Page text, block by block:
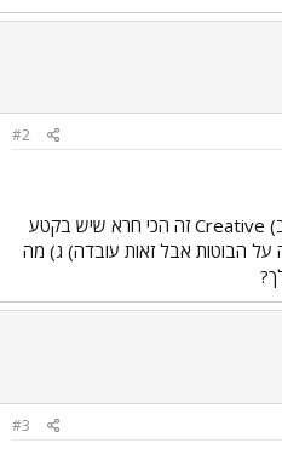
#2
השאלות שלך בשירשור אחד. ב) Creative זה הכי חרא שיש בקטע
על הבוטות אבל זאות עובדה) ג) מה
#3